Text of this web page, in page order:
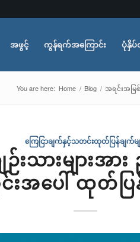
အဖွင့် ကွန်ရက်အကြောင်း ပုံနှိ
You are here: Home / Blog / အရင်းအမြစ်
ကြေငြာချက်နှင့်သတင်းထုတ်ပြန်ချက်မျ
းသားများအ
င်းအပေါ် ထုတ်ပ